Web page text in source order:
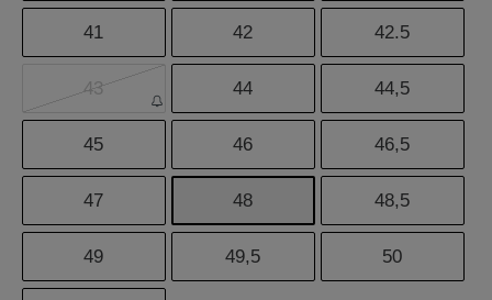
41 42 42.5
43 44 44,5
45 46 46,5
47 48 48,5
49 49,5 50